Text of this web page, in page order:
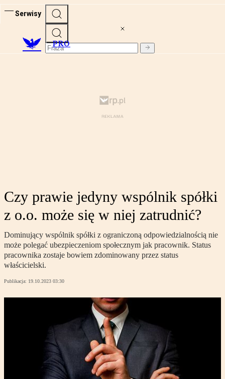
Serwisy
PRO
Czy prawie jedyny wspólnik spółki
z o.o. może się w niej zatrudnić?
Dominujący wspólnik spółki z ograniczoną odpowiedzialnością nie
może polegać ubezpieczeniom społecznym jak pracownik. Status
pracownika zostaje bowiem zdominowany przez status
właścicielski.
Publikacja: 19.10.2023 03:30